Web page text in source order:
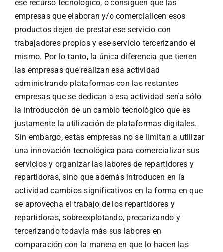
ese recurso tecnológico, o consiguen que las
empresas que elaboran y/o comercialicen esos
productos dejen de prestar ese servicio con
trabajadores propios y ese servicio tercerizando el
mismo. Por lo tanto, la única diferencia que tienen
las empresas que realizan esa actividad
administrando plataformas con las restantes
empresas que se dedican a esa actividad sería sólo
la introducción de un cambio tecnológico que es
justamente la utilización de plataformas digitales.
Sin embargo, estas empresas no se limitan a utilizar
una innovación tecnológica para comercializar sus
servicios y organizar las labores de repartidores y
repartidoras, sino que además introducen en la
actividad cambios significativos en la forma en que
se aprovecha el trabajo de los repartidores y
repartidoras, sobreexplotando, precarizando y
tercerizando todavía más sus labores en
comparación con la manera en que lo hacen las